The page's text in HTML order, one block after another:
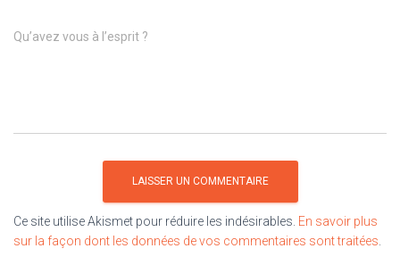
Qu’avez vous à l’esprit ?
Ce site utilise Akismet pour réduire les indésirables. En savoir plus
sur la façon dont les données de vos commentaires sont traitées.